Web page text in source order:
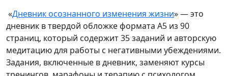
«Дневник осознанного изменения жизни» — это
дневник в твердой обложке формата А5 из 90
страниц, который содержит 35 заданий и авторскую
медитацию для работы с негативными убеждениями.
Задания, включенные в дневник, заменяют курсы